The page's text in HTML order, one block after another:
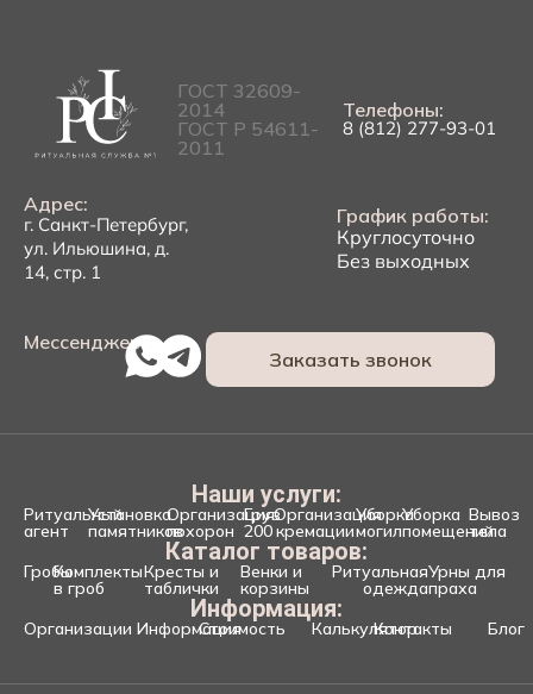
ГОСТ 32609-
2014
ГОСТ Р 54611-
2011
Телефоны:
8 (812) 277-93-01
Адрес:
г. Санкт-Петербург,
ул. Ильюшина, д.
14, стр. 1
График работы:
Круглосуточно
Без выходных
Мессенджеры:
Заказать звонок
Наши услуги:
Ритуальный
агент
Установка
памятников
Организация
похорон
Груз
200
Организация
кремации
Уборка
могил
Уборка
помещений
Вывоз
тела
Каталог товаров:
ГробыКомплекты
в гроб
Кресты и
таблички
Венки и
корзины
Ритуальная
одежда
Урны для
праха
Информация:
Организации ИнформацияСтоимость Калькулятор
Контакты Блог